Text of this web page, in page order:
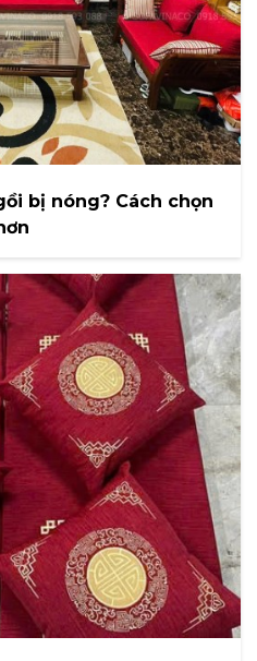
bị nóng? Cách chọn